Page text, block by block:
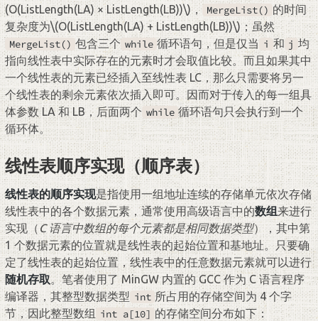
(O(ListLength(LA) × ListLength(LB))\)， MergeList() 的时间
复杂度为\(O(ListLength(LA) + ListLength(LB))\)；虽然
MergeList() 包含三个 while 循环语句，但是仅当 i 和 j 均
指向线性表中实际存在的元素时才会取值比较。而且如果其中
一个线性表的元素已经插入至线性表 LC，那么只需要将另一
个线性表的剩余元素依次插入即可。因而对于传入的每一组具
体参数 LA 和 LB，后面两个 while 循环语句只会执行到一个
循环体。
线性表顺序实现（顺序表）
线性表的顺序实现是指使用一组地址连续的存储单元依次存储
线性表中的各个数据元素，通常使用高级语言中的数组来进行
实现（C 语言中数组的每个元素都是相同数据类型），其中第
1 个数据元素的位置就是线性表的起始位置和基地址。只要确
定了线性表的起始位置，线性表中的任意数据元素就可以进行
随机存取。笔者使用了 MinGW 内置的 GCC 作为 C 语言程序
编译器，其整型数据类型 int 所占用的存储空间为 4 个字
节，因此整型数组 int a[10] 的存储空间分布如下：